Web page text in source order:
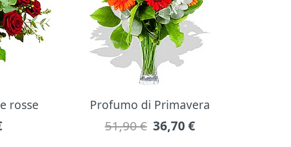
rosse Profumo di Primavera
51,90 € 36,70 €